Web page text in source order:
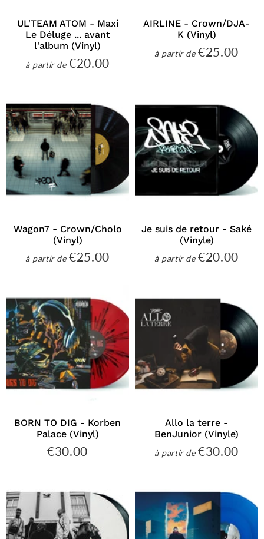
UL'TEAM ATOM - Maxi
Le Déluge ... avant
l'album (Vinyl)
à partir dePrix
€20.00
AIRLINE - Crown/DJA-
K (Vinyl)
à partir dePrix
€25.00
Wagon7 - Crown/Cholo
(Vinyl)
à partir dePrix
€25.00
Je suis de retour - Saké
(Vinyle)
à partir dePrix
€20.00
BORN TO DIG - Korben
Palace (Vinyl)
Prix
€30.00
Allo la terre -
BenJunior (Vinyle)
à partir dePrix
€30.00